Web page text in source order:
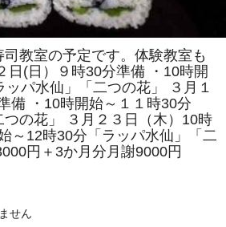
司教室の予定です。体験教室も
日(日）９時30分準備 ・10時開
パ水仙」「二つの花」 ３月１
備 ・10時開始～１１時30分
つの花」 ３月２３日（木）10時
～12時30分「ラッパ水仙」「二
円＋3か月分月謝9000円
せん